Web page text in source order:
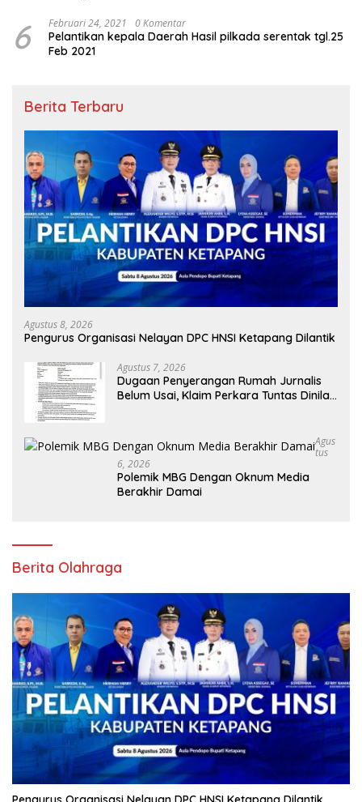
6 Februari 24, 2021 0 Komentar
Pelantikan kepala Daerah Hasil pilkada serentak tgl.25
Feb 2021
Berita Terbaru
Agustus 8, 2026
Pengurus Organisasi Nelayan DPC HNSI Ketapang Dilantik
Agustus 7, 2026
Dugaan Penyerangan Rumah Jurnalis
Belum Usai, Klaim Perkara Tuntas Dinilai
Agus
Tus
6, 2026
Polemik MBG Dengan Oknum Media
Berakhir Damai
Berita Olahraga